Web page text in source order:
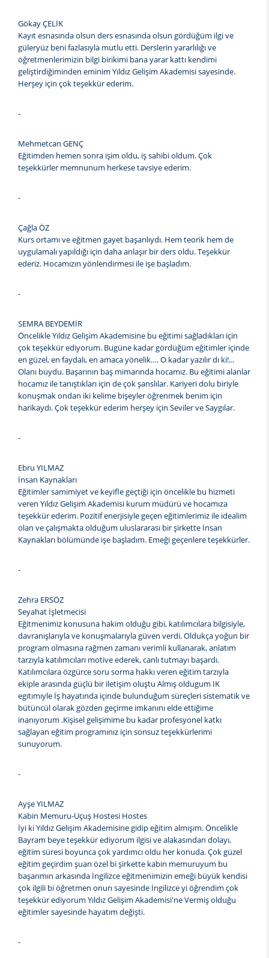
Gökay ÇELİK
Kayıt esnasında olsun ders esnasında olsun gördüğüm ilgi ve
güleryüz beni fazlasıyla mutlu etti. Derslerin yararlılığı ve
öğretmenlerimizin bilgi birikimi bana yarar kattı kendimi
geliştirdiğiminden eminim Yıldız Gelişim Akademisi sayesinde.
Herşey için çok teşekkür ederim.
-
Mehmetcan GENÇ
Eğitimden hemen sonra işim oldu, iş sahibi oldum. Çok
teşekkürler memnunum herkese tavsiye ederim.
-
Çağla ÖZ
Kurs ortamı ve eğitmen gayet başarılıydı. Hem teorik hem de
uygulamalı yapıldığı için daha anlaşır bir ders oldu. Teşekkür
ederiz. Hocamızın yönlendirmesi ile işe başladım.
-
SEMRA BEYDEMİR
Öncelikle Yıldız Gelişim Akademisine bu eğitimi sağladıkları için
çok teşekkür ediyorum. Bugüne kadar gördüğüm eğitimler içinde
en güzel, en faydalı, en amaca yönelik…. O kadar yazılır dı ki!...
Olanı buydu. Başarının baş mimarında hocamız. Bu eğitimi alanlar
hocamız ile tanıştıkları için de çok şanslılar. Kariyeri dolu biriyle
konuşmak ondan iki kelime bişeyler öğrenmek benim için
harikaydı. Çok teşekkür ederim herşey için Seviler ve Saygılar.
-
Ebru YILMAZ
İnsan Kaynakları
Eğitimler samimiyet ve keyifle geçtiği için öncelikle bu hizmeti
veren Yıldız Gelişim Akademisi kurum müdürü ve hocamıza
teşekkür ederim. Pozitif enerjisiyle geçen eğitimlerimiz ile idealim
olan ve çalışmakta olduğum uluslararası bir şirkette İnsan
Kaynakları bölümünde işe başladım. Emeği geçenlere teşekkürler.
-
Zehra ERSÖZ
Seyahat İşletmecisi
Eğitmenimiz konusuna hakim olduğu gibi, katılımcılara bilgisiyle,
davranışlarıyla ve konuşmalarıyla güven verdi. Oldukça yoğun bir
program olmasına rağmen zamanı verimli kullanarak, anlatım
tarzıyla katılımcıları motive ederek, canlı tutmayı başardı.
Katılımcılara özgürce soru sorma hakkı veren eğitim tarzıyla
ekiple arasında güçlü bir iletişim oluştu Almış oldugum IK
egıtımıyle İş hayatında içinde bulunduğum süreçleri sistematik ve
bütüncül olarak gözden geçirme imkanını elde ettiğime
inanıyorum .Kişisel gelişimime bu kadar profesyonel katkı
sağlayan eğitim programınız için sonsuz teşekkürlerimi
sunuyorum.
-
Ayşe YILMAZ
Kabin Memuru-Uçuş Hostesi Hostes
İyi ki Yıldız Gelişim Akademisine gidip eğitim almışım. Öncelikle
Bayram beye teşekkür ediyorum ilgisi ve alakasından dolayı,
eğitim süresi boyunca çok yardımcı oldu her konuda. Çok güzel
eğitim geçirdim şuan özel bi şirkette kabin memuruyum bu
başarımın arkasında İngilizce eğitmenimizin emeği büyük kendisi
çok ilgili bi öğretmen onun sayesinde İngilizce yi öğrendim çok
teşekkür ediyorum Yıldız Gelişim Akademisi'ne Vermiş olduğu
eğitimler sayesinde hayatım değişti.
-